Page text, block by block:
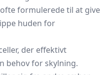
formulerede til at give
huden for
der effektivt
behov for skylning.